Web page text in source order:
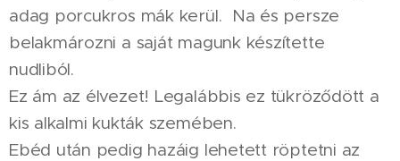
adag porcukros mák kerül. Na és persze
belakmározni a saját magunk készítette
nudliból.
Ez ám az élvezet! Legalábbis ez tükröződött a
kis alkalmi kukták szemében.
Ebéd után pedig hazáig lehetett röptetni az